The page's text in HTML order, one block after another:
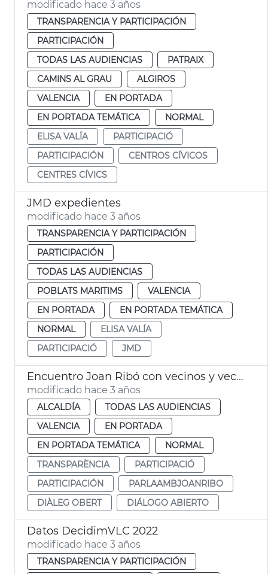
modificado hace 3 años
TRANSPARENCIA Y PARTICIPACIÓN
PARTICIPACIÓN
TODAS LAS AUDIENCIAS
PATRAIX
CAMINS AL GRAU
ALGIROS
VALENCIA
EN PORTADA
EN PORTADA TEMÁTICA
NORMAL
ELISA VALÍA
PARTICIPACIÓ
PARTICIPACIÓN
CENTROS CÍVICOS
CENTRES CÍVICS
JMD expedientes
modificado hace 3 años
TRANSPARENCIA Y PARTICIPACIÓN
PARTICIPACIÓN
TODAS LAS AUDIENCIAS
POBLATS MARITIMS
VALENCIA
EN PORTADA
EN PORTADA TEMÁTICA
NORMAL
ELISA VALÍA
PARTICIPACIÓ
JMD
Encuentro Joan Ribó con vecinos y vecinas
modificado hace 3 años
ALCALDÍA
TODAS LAS AUDIENCIAS
VALENCIA
EN PORTADA
EN PORTADA TEMÁTICA
NORMAL
TRANSPARÈNCIA
PARTICIPACIÓ
PARTICIPACIÓN
PARLAAMBJOANRIBO
DIÀLEG OBERT
DIÁLOGO ABIERTO
Datos DecidimVLC 2022
modificado hace 3 años
TRANSPARENCIA Y PARTICIPACIÓN